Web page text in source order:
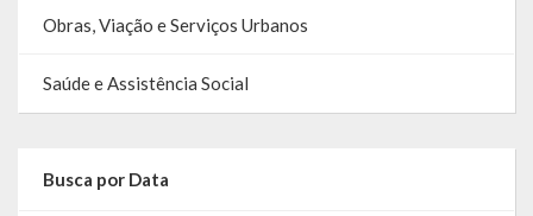
Obras, Viação e Serviços Urbanos
Saúde e Assistência Social
Busca por Data